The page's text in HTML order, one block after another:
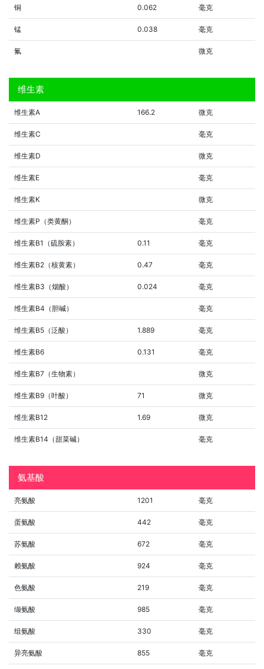
铜 0.062 毫克
锰 0.038 毫克
氟 微克
维生素
维生素A 166.2 微克
维生素C 毫克
维生素D 微克
维生素E 毫克
维生素K 微克
维生素P（类黄酮） 毫克
维生素B1（硫胺素） 0.11 毫克
维生素B2（核黄素） 0.47 毫克
维生素B3（烟酸） 0.024 毫克
维生素B4（胆碱） 毫克
维生素B5（泛酸） 1.889 毫克
维生素B6 0.131 毫克
维生素B7（生物素） 微克
维生素B9（叶酸） 71 微克
维生素B12 1.69 微克
维生素B14（甜菜碱） 毫克
氨基酸
亮氨酸 1201 毫克
蛋氨酸 442 毫克
苏氨酸 672 毫克
赖氨酸 924 毫克
色氨酸 219 毫克
缬氨酸 985 毫克
组氨酸 330 毫克
异亮氨酸 855 毫克